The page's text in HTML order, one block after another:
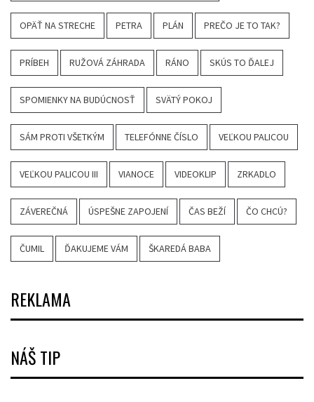
OPÄŤ NA STRECHE PETRA PLÁN PREČO JE TO TAK?
PRÍBEH RUŽOVÁ ZÁHRADA RÁNO SKÚS TO ĎALEJ
SPOMIENKY NA BUDÚCNOSŤ SVÄTÝ POKOJ
SÁM PROTI VŠETKÝM TELEFÓNNE ČÍSLO VEĽKOU PALICOU
VEĽKOU PALICOU III VIANOCE VIDEOKLIP ZRKADLO
ZÁVEREČNÁ ÚSPEŠNE ZAPOJENÍ ČAS BEŽÍ ČO CHCÚ?
ČUMIL ĎAKUJEME VÁM ŠKAREDÁ BABA
REKLAMA
NÁŠ TIP